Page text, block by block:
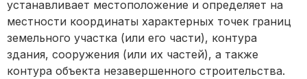
устанавливает местоположение и определяет на
местности координаты характерных точек границ
земельного участка (или его части), контура
здания, сооружения (или их частей), а также
контура объекта незавершенного строительства.